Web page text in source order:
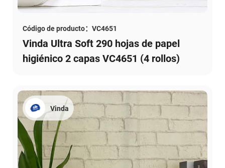
Código de producto：VC4651
Vinda Ultra Soft 290 hojas de papel
higiénico 2 capas VC4651 (4 rollos)
Vinda